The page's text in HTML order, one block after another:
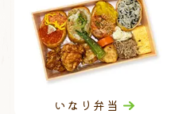
いなり弁当